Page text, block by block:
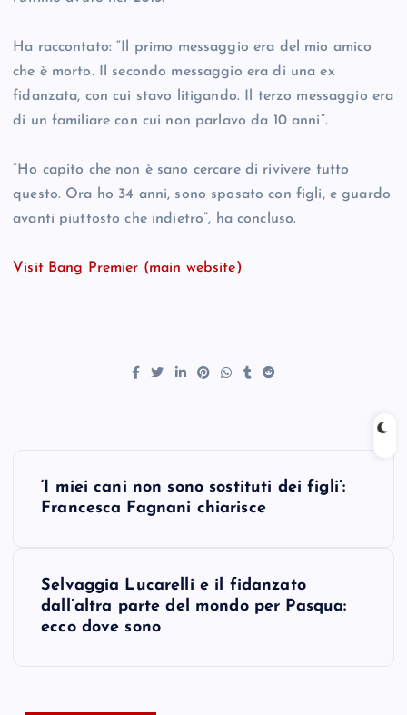
Ha raccontato: “Il primo messaggio era del mio amico
che è morto. Il secondo messaggio era di una ex
fidanzata, con cui stavo litigando. Il terzo messaggio era
di un familiare con cui non parlavo da 10 anni”.
“Ho capito che non è sano cercare di rivivere tutto
questo. Ora ho 34 anni, sono sposato con figli, e guardo
avanti piuttosto che indietro”, ha concluso.
Visit Bang Premier (main website)
‘I miei cani non sono sostituti dei figli’:
Francesca Fagnani chiarisce
Selvaggia Lucarelli e il fidanzato
dall’altra parte del mondo per Pasqua:
ecco dove sono